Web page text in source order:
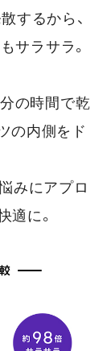
するから、
サラサラ。
の時間で乾
の内側をド
みにアプロ
適に。